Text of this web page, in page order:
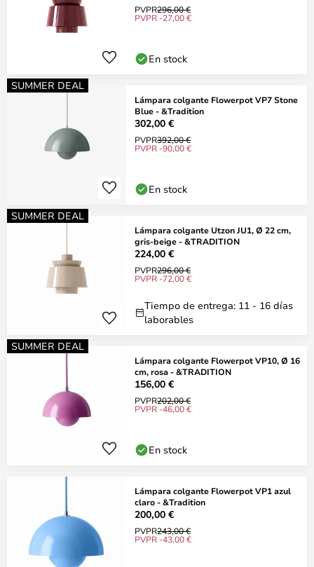
PVPR296,00 €
PVPR -27,00 €
En stock
SUMMER DEAL
Lámpara colgante Flowerpot VP7 Stone
Blue - &Tradition
302,00 €
PVPR392,00 €
PVPR -90,00 €
En stock
SUMMER DEAL
Lámpara colgante Utzon JU1, Ø 22 cm,
gris-beige - &TRADITION
224,00 €
PVPR296,00 €
PVPR -72,00 €
Tiempo de entrega: 11 - 16 días
laborables
SUMMER DEAL
Lámpara colgante Flowerpot VP10, Ø 16
cm, rosa - &TRADITION
156,00 €
PVPR202,00 €
PVPR -46,00 €
En stock
Lámpara colgante Flowerpot VP1 azul
claro - &Tradition
200,00 €
PVPR243,00 €
PVPR -43,00 €